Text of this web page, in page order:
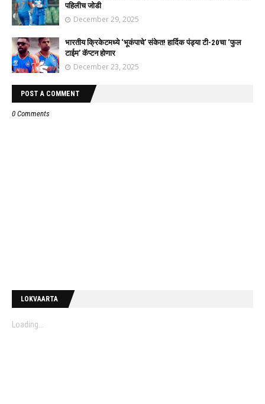
पहिलीच जोडी
December 29, 2025
भारतीय क्रिकेटमध्ये ‘भूकंपाचे’ संकेत! हार्दिक पंड्या टी-20चा ‘फुल
टाईम’ कॅप्टन होणार
December 23, 2025
POST A COMMENT
0 Comments
LOKVAARTA
Loading...